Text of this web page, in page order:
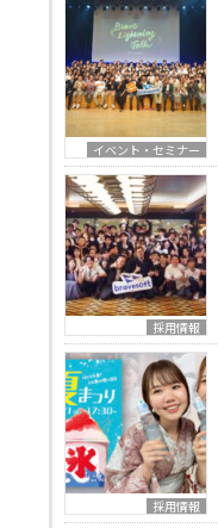
イベント・セミナー
採用情報
採用情報